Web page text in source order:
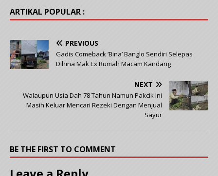
ARTIKAL POPULAR :
PREVIOUS
Gadis Comeback ‘Bina’ Banglo Sendiri Selepas
Dihina Mak Ex Rumah Macam Kandang
NEXT
Walaupun Usia Dah 78 Tahun Namun Pakcik Ini
Masih Keluar Mencari Rezeki Dengan Menjual
Sayur
BE THE FIRST TO COMMENT